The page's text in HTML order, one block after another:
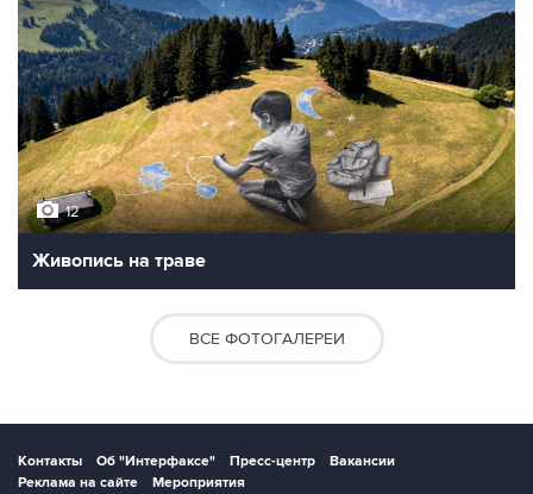
12
Живопись на траве
ВСЕ ФОТОГАЛЕРЕИ
Контакты Об "Интерфаксе" Пресс-центр
Вакансии
Реклама на сайте
Мероприятия